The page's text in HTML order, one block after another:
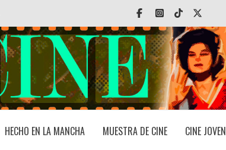
FacebookInstagram
Tiktok
HECHO EN LA MANCHA MUESTRA DE CINE CINE JOVEN